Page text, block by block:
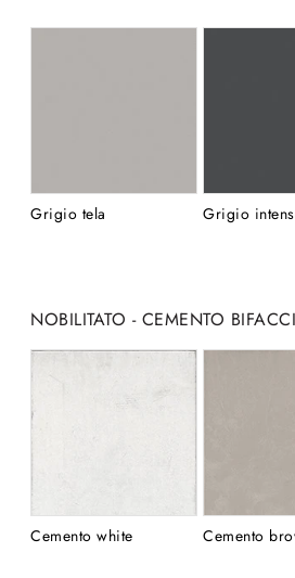
Grigio tela Grigio
NOBILITATO - CEMENTO
Cemento white Cemento